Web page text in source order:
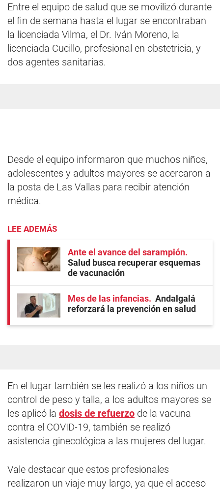
Entre el equipo de salud que se movilizó durante
el fin de semana hasta el lugar se encontraban
la licenciada Vilma, el Dr. Iván Moreno, la
licenciada Cucillo, profesional en obstetricia, y
dos agentes sanitarias.
Desde el equipo informaron que muchos niños,
adolescentes y adultos mayores se acercaron a
la posta de Las Vallas para recibir atención
médica.
LEE ADEMÁS
Ante el avance del sarampión
Salud busca recuperar esquemas
de vacunación
Mes de las infancias
Andalgalá
reforzará la prevención en salud
En el lugar también se les realizó a los niños un
control de peso y talla, a los adultos mayores se
les aplicó la dosis de refuerzo de la vacuna
contra el COVID-19, también se realizó
asistencia ginecológica a las mujeres del lugar.
Vale destacar que estos profesionales
realizaron un viaje muy largo, ya que el acceso